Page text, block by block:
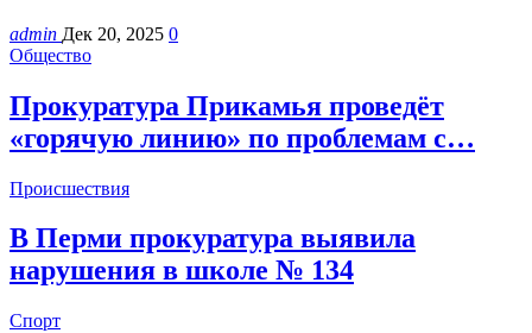
admin Дек 20, 2025 0
Общество
Прокуратура Прикамья проведёт
«горячую линию» по проблемам с…
Происшествия
В Перми прокуратура выявила
нарушения в школе № 134
Спорт